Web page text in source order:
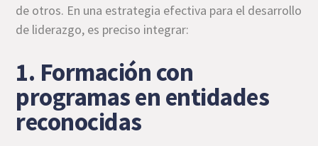
de otros. En una estrategia efectiva para el desarrollo
de liderazgo, es preciso integrar:
1. Formación con
programas en entidades
reconocidas